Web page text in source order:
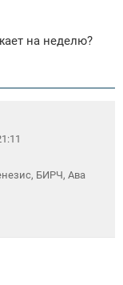
на неделю?
БИРЧ, Ава